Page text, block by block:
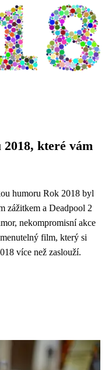
které vám
humoru Rok 2018 byl
zážitkem a Deadpool 2
nekompromisní akce
film, který si
více než zaslouží.